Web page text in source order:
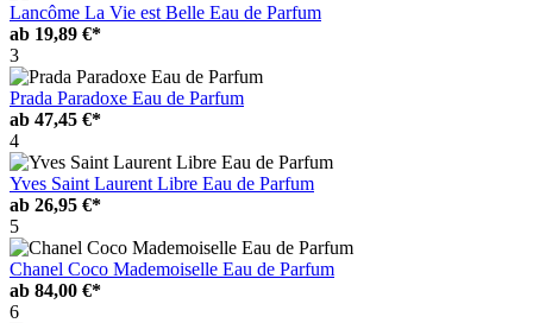
Lancôme La Vie est Belle Eau de Parfum
ab 19,89 €*
3
Prada Paradoxe Eau de Parfum
ab 47,45 €*
4
Yves Saint Laurent Libre Eau de Parfum
ab 26,95 €*
5
Chanel Coco Mademoiselle Eau de Parfum
ab 84,00 €*
6